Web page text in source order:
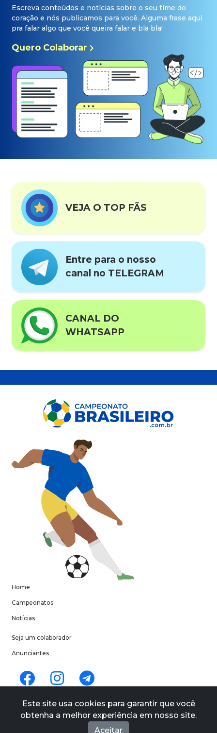
Escreva conteúdos e notícias sobre o seu time do
coração e nós publicamos para você. Alguma frase aqui
pra falar algo que você queira falar e bla bla!
Quero Colaborar
VEJA O TOP FÃS
Entre para o nosso
canal no TELEGRAM
CANAL DO
WHATSAPP
Home
Campeonatos
Notícias
Seja um colaborador
Anunciantes
Políticas de privacidade
Este site usa cookies para garantir que você
obtenha a melhor experiência em nosso site.
Aceitar